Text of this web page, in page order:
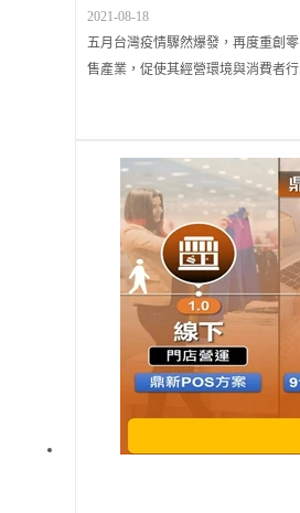
力企業全通路佈局，提升品牌
總部價值
2021-08-18
五月台灣疫情驟然爆發，再度重創零
售產業，促使其經營環境與消費者行
常態下的消費生態貫穿線上線下，積
極面對疫後經營環境與企業管理的改
變，考驗著台灣零售業者的應對能
力。 鑑於零售業面臨的轉型變革挑
戰，鼎新與91APP共同舉辦【全通路
佈局X品牌總部價值 重建新商模】線
上趨勢峰會，在零售數位服務的合作
架構下，以雙方優勢資源整合，期盼
助力零售業者從原有商業模式升級，
協助零售業邁向精緻化運營和多元化